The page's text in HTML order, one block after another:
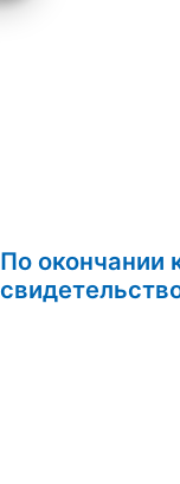
По окончании